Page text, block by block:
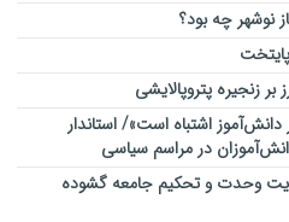
چه بود؟
اشتباه است»/ استاندار
در مراسم سیاسی
وحدت و تحکیم جامعه گشوده